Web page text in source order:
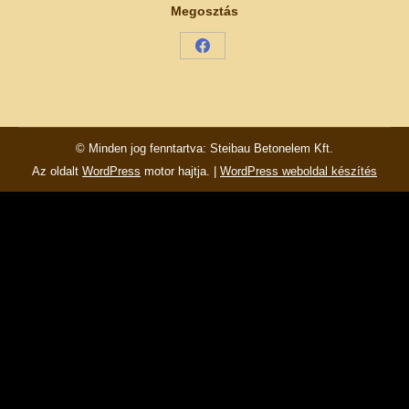
Megosztás
Share
© Minden jog fenntartva: Steibau Betonelem Kft.
Az oldalt WordPress motor hajtja. | WordPress weboldal készítés